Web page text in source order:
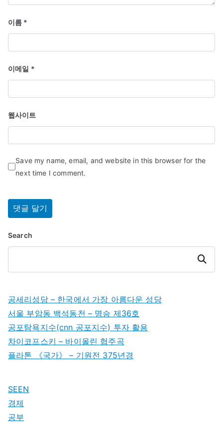
이름 *
이메일 *
웹사이트
Save my name, email, and website in this browser for the
next time I comment.
Search
Search
공세리성당 – 한국에서 가장 아름다운 성당
서울 부암동 백석동천 – 명승 제36호
공포탐욕지수(cnn 공포지수) 투자 활용
차이코프스키 – 바이올린 협주곡
플라톤 《국가》 – 기원전 375년경
SEEN
경제
공부